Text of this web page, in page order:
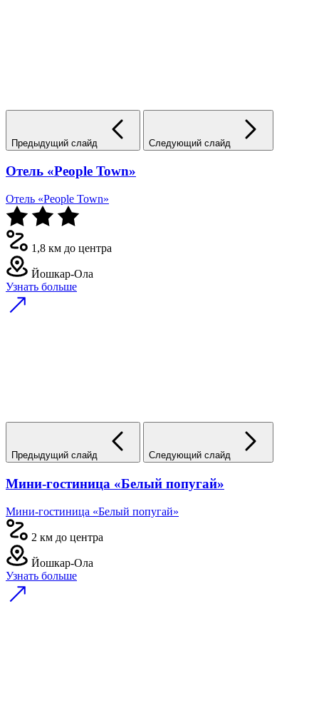
Предыдущий слайд Следующий слайд
Отель «People Town»
Отель «People Town»
1,8 км до центра
Йошкар-Ола
Узнать больше
Предыдущий слайд Следующий слайд
Мини-гостиница «Белый попугай»
Мини-гостиница «Белый попугай»
2 км до центра
Йошкар-Ола
Узнать больше